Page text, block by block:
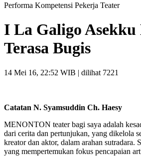
Performa Kompetensi Pekerja Teater
I La Galigo
Terasa Bugis
14 Mei 16, 22:52 WIB | dilihat 7221
Catatan N. Syamsuddin Ch. Haesy
MENONTON teater bagi saya adalah
dari cerita dan pertunjukan, yang dikelola
kreator dan aktor, dalam arahan sutradara.
yang mempertemukan fokus pencapaian